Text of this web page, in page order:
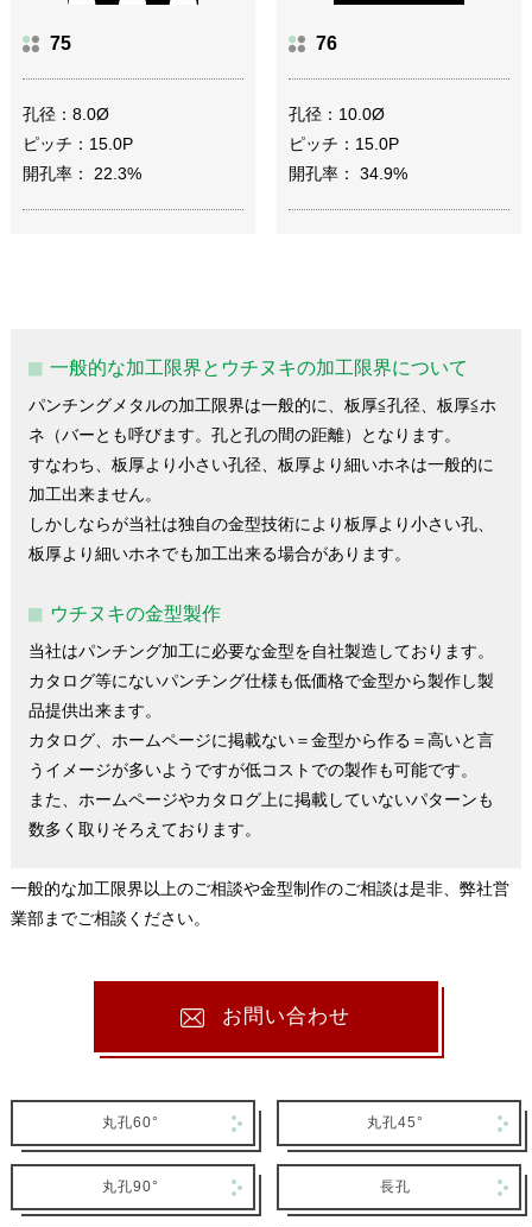
75
孔径：8.0Ø
ピッチ：15.0P
開孔率： 22.3%
76
孔径：10.0Ø
ピッチ：15.0P
開孔率： 34.9%
一般的な加工限界とウチヌキの加工限界について
パンチングメタルの加工限界は一般的に、板厚≦孔径、板厚≦ホ
ネ（バーとも呼びます。孔と孔の間の距離）となります。
すなわち、板厚より小さい孔径、板厚より細いホネは一般的に
加工出来ません。
しかしならが当社は独自の金型技術により板厚より小さい孔、
板厚より細いホネでも加工出来る場合があります。
ウチヌキの金型製作
当社はパンチング加工に必要な金型を自社製造しております。
カタログ等にないパンチング仕様も低価格で金型から製作し製
品提供出来ます。
カタログ、ホームページに掲載ない＝金型から作る＝高いと言
うイメージが多いようですが低コストでの製作も可能です。
また、ホームページやカタログ上に掲載していないパターンも
数多く取りそろえております。
一般的な加工限界以上のご相談や金型制作のご相談は是非、弊社営
業部までご相談ください。
お問い合わせ
丸孔60° 丸孔45°
丸孔90° 長孔